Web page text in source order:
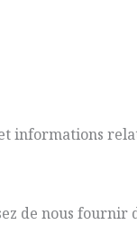
informations
de nous fournir